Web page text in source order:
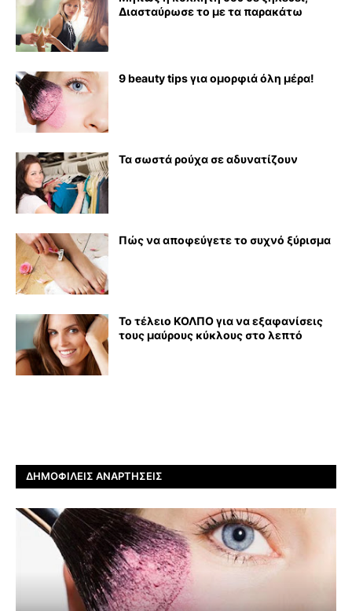
Διασταύρωσε το με τα παρακάτω
9 beauty tips για ομορφιά όλη μέρα!
Τα σωστά ρούχα σε αδυνατίζουν
Πώς να αποφεύγετε το συχνό ξύρισμα
Το τέλειο ΚΟΛΠΟ για να εξαφανίσεις
τους μαύρους κύκλους στο λεπτό
ΔΗΜΟΦΙΛΕΊΣ ΑΝΑΡΤΉΣΕΙΣ